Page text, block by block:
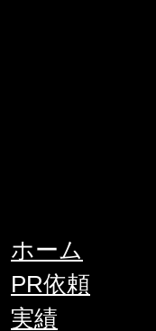
ホーム
PR依頼
実績